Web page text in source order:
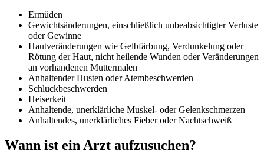
Ermüden
Gewichtsänderungen, einschließlich unbeabsichtigter Verluste
oder Gewinne
Hautveränderungen wie Gelbfärbung, Verdunkelung oder
Rötung der Haut, nicht heilende Wunden oder Veränderungen
an vorhandenen Muttermalen
Anhaltender Husten oder Atembeschwerden
Schluckbeschwerden
Heiserkeit
Anhaltende, unerklärliche Muskel- oder Gelenkschmerzen
Anhaltendes, unerklärliches Fieber oder Nachtschweiß
Wann ist ein Arzt aufzusuchen?